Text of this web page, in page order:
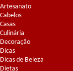
Artesanato
Cabelos
Casas
Culinária
Decoração
Dicas
Dicas de Beleza
Dietas